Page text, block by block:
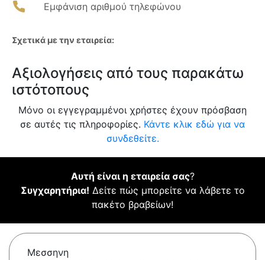
Εμφάνιση αριθμού τηλεφώνου
Σχετικά με την εταιρεία:
Αξιολογήσεις από τους παρακάτω
ιστότοπους
Μόνο οι εγγεγραμμένοι χρήστες έχουν πρόσβαση
σε αυτές τις πληροφορίες. Κάντε κλικ εδώ για να
συνδεθείτε.
Αυτή είναι η εταιρεία σας?
Συγχαρητήρια! Δείτε πώς μπορείτε να λάβετε το
πακέτο βραβείων!
Μεσσηνη